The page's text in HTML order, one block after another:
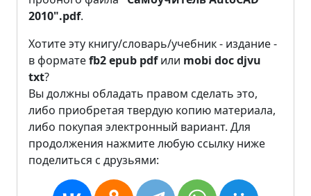
2010".pdf.
Хотите эту книгу/словарь/учебник - издание -
в форматеfb2epub pdfили mobi docdjvu
txt?
Вы должны обладать правом сделать это,
либо приобретая твердую копию материала,
либо покупая электронный вариант. Для
продолжения нажмите любую ссылку ниже
поделиться с друзьями: